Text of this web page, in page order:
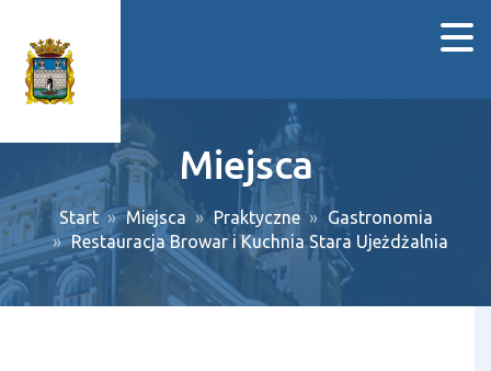
Miejsca
Start Miejsca Praktyczne
Gastronomia
Restauracja Browar i Kuchnia Stara Ujeżdżalnia